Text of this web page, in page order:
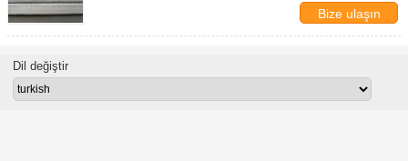
Bize ulaşın
Dil değiştir